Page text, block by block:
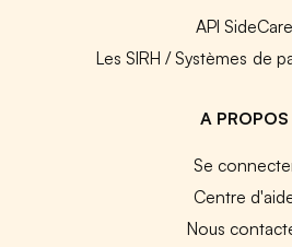
API SideCare
Les SIRH / Systèmes de
A PROPOS
Se
Centre
Nous